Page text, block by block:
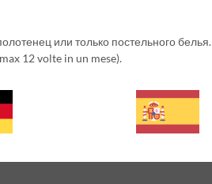
или только постельного белья.
12 volte in un mese).